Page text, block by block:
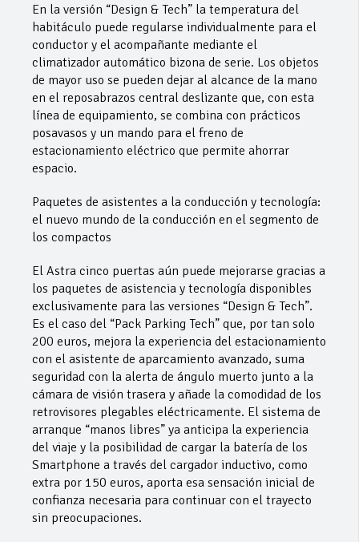
En la versión “Design & Tech” la temperatura del
habitáculo puede regularse individualmente para el
conductor y el acompañante mediante el
climatizador automático bizona de serie. Los objetos
de mayor uso se pueden dejar al alcance de la mano
en el reposabrazos central deslizante que, con esta
línea de equipamiento, se combina con prácticos
posavasos y un mando para el freno de
estacionamiento eléctrico que permite ahorrar
espacio.
Paquetes de asistentes a la conducción y tecnología:
el nuevo mundo de la conducción en el segmento de
los compactos
El Astra cinco puertas aún puede mejorarse gracias a
los paquetes de asistencia y tecnología disponibles
exclusivamente para las versiones “Design & Tech”.
Es el caso del “Pack Parking Tech” que, por tan solo
200 euros, mejora la experiencia del estacionamiento
con el asistente de aparcamiento avanzado, suma
seguridad con la alerta de ángulo muerto junto a la
cámara de visión trasera y añade la comodidad de los
retrovisores plegables eléctricamente. El sistema de
arranque “manos libres” ya anticipa la experiencia
del viaje y la posibilidad de cargar la batería de los
Smartphone a través del cargador inductivo, como
extra por 150 euros, aporta esa sensación inicial de
confianza necesaria para continuar con el trayecto
sin preocupaciones.